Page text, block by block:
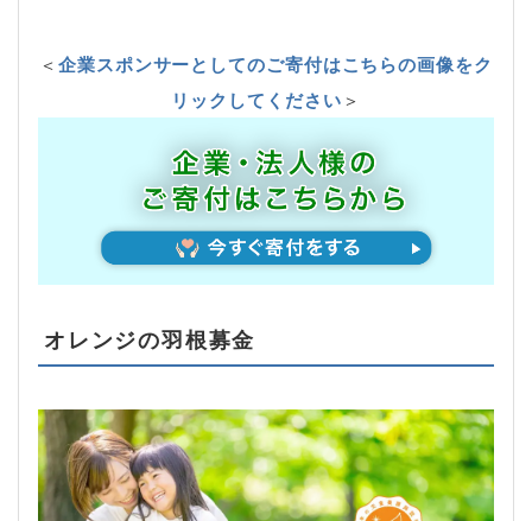
＜企業スポンサーとしてのご寄付はこちらの画像をク
リックしてください＞
オレンジの羽根募金